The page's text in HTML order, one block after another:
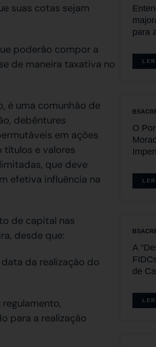
suas cotas sejam
poderão compor a
de maneira taxativa no
é uma comunhão de
debêntures
em ações
títulos e valores
que deve
efetiva influência na
de capital nas
desde que:
da realização do
para a realização
para
O
A
de